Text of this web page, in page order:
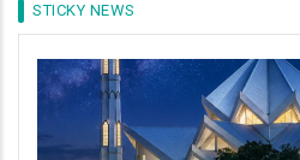
STICKY NEWS